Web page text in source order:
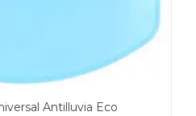
Antilluvia Eco